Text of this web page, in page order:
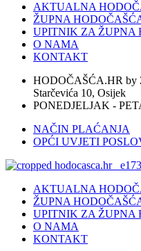
AKTUALNA
ŽUPNA
UPITNIK ZA ŽUPNA
O NAMA
KONTAKT
HODOČAŠĆA.HR by
Starčevića 10, Osijek
PONEDJELJAK -
NAČIN PLAĆANJA
OPĆI UVJETI
AKTUALNA
ŽUPNA
UPITNIK ZA ŽUPNA
O NAMA
KONTAKT